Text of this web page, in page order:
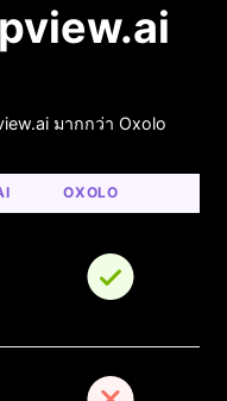
มากกว่า Oxolo
OXOLO